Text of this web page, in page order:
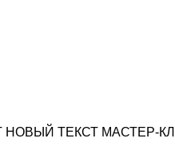
НОВЫЙ ТЕКСТ МАСТЕР-